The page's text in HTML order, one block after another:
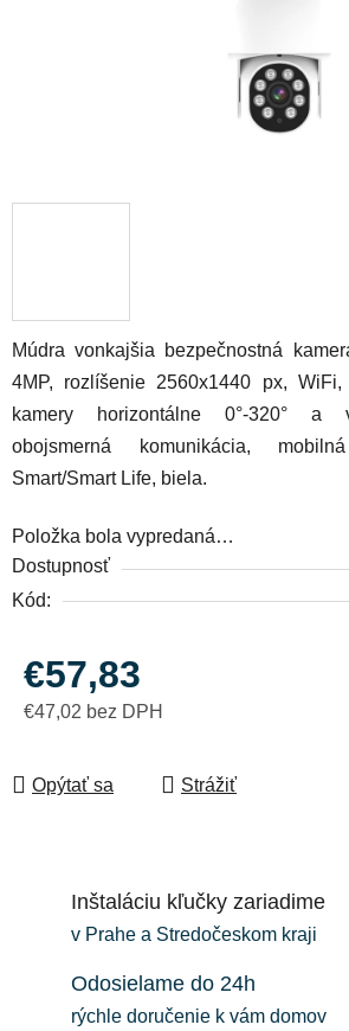
Múdra vonkajšia bezpečnostná
4MP, rozlíšenie 2560x1440 px, WiFi,
kamery horizontálne 0°-320° a
obojsmerná komunikácia,
Smart/Smart Life, biela.
Položka bola vypredaná…
Dostupnosť
Kód:
€57,83
€47,02 bez DPH
Opýtať sa
Strážiť
Inštaláciu kľučky zariadime
v Prahe a Stredočeskom kraji
Odosielame do 24h
rýchle doručenie k vám domov